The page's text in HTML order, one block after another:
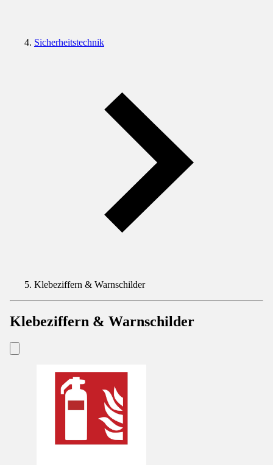
Sicherheitstechnik
Klebeziffern & Warnschilder
Klebeziffern & Warnschilder